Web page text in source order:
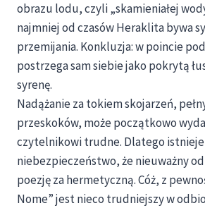
obrazu lodu, czyli „skamieniałej
najmniej od czasów Heraklita bywa
przemijania. Konkluzja: w poincie
postrzega sam siebie jako pokrytą
syrenę.
Nadążanie za tokiem skojarzeń,
przeskoków, może początkowo
czytelnikowi trudne. Dlatego istnieje
niebezpieczeństwo, że nieuważny
poezję za hermetyczną. Cóż, z
Nome” jest nieco trudniejszy w